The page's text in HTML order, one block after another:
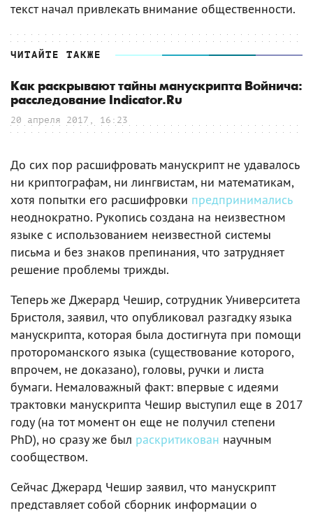
текст начал привлекать внимание общественности.
ЧИТАЙТЕ ТАКЖЕ
Как раскрывают тайны манускрипта Войнича:
расследование Indicator.Ru
20 апреля 2017, 16:23
До сих пор расшифровать манускрипт не удавалось
ни криптографам, ни лингвистам, ни математикам,
хотя попытки его расшифровки предпринимались
неоднократно. Рукопись создана на неизвестном
языке с использованием неизвестной системы
письма и без знаков препинания, что затрудняет
решение проблемы трижды.
Теперь же Джерард Чешир, сотрудник Университета
Бристоля, заявил, что опубликовал разгадку языка
манускрипта, которая была достигнута при помощи
протороманского языка (существование которого,
впрочем, не доказано), головы, ручки и листа
бумаги. Немаловажный факт: впервые с идеями
трактовки манускрипта Чешир выступил еще в 2017
году (на тот момент он еще не получил степени
PhD), но сразу же был раскритикован научным
сообществом.
Сейчас Джерард Чешир заявил, что манускрипт
представляет собой сборник информации о